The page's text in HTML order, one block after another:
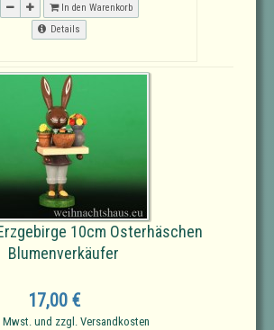
In den Warenkorb
Details
10cm Osterhäschen
Blumenverkäufer
17,00 €
und zzgl. Versandkosten